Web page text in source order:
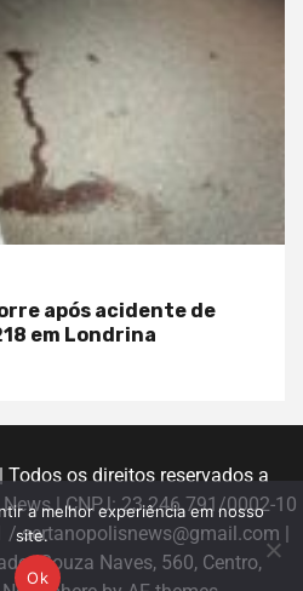
após acidente de
em Londrina
os direitos reservados a
| CNPJ: 23.246.791/0002-10
/ sertanopolisnews@gmail.com |
Souza Naves, 560, Centro,
a melhor experiência em nosso
site.
Ok